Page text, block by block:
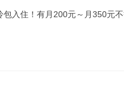
包入住！有月200元～月350元